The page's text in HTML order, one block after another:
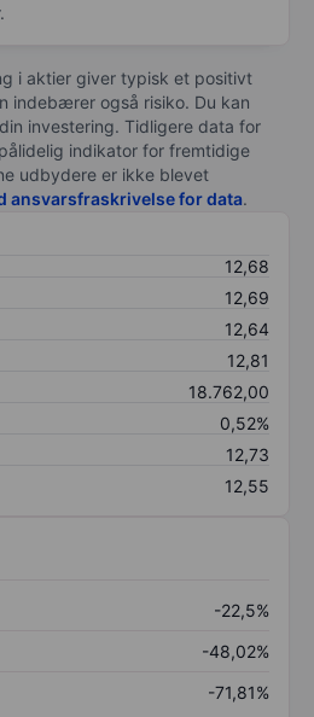
i aktier giver typisk et positivt
indebærer også risiko. Du kan
investering. Tidligere data for
indikator for fremtidige
udbydere er ikke blevet
ansvarsfraskrivelse for data.
12,68
12,69
12,64
12,81
18.762,00
0,52%
12,73
12,55
-22,5%
-48,02%
-71,81%